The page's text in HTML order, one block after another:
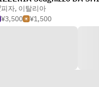
피자, 이탈리아
¥3,500
¥1,500